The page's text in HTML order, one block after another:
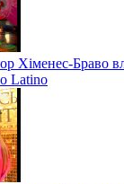
Хіменес-Браво
Latino